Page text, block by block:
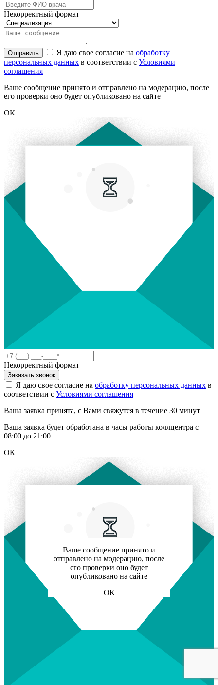
Некорректный формат
Отправить Я даю свое согласие на обработку
персональных данных в соответствии с Условиями
соглашения
Ваше сообщение принято и отправлено на модерацию, после
его проверки оно будет опубликовано на сайте
ОК
Некорректный формат
Заказать звонок
Я даю свое согласие на обработку персональных данных в
соответствии с Условиями соглашения
Ваша заявка принята, с Вами свяжутся в течение 30 минут
Ваша заявка будет обработана в часы работы коллцентра с
08:00 до 21:00
ОК
Ваше сообщение принято и
отправлено на модерацию, после
его проверки оно будет
опубликовано на сайте
ОК